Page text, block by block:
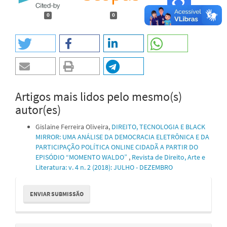
0 0
Artigos mais lidos pelo mesmo(s)
autor(es)
Gislaine Ferreira Oliveira, DIREITO, TECNOLOGIA E BLACK
MIRROR: UMA ANÁLISE DA DEMOCRACIA ELETRÔNICA E DA
PARTICIPAÇÃO POLÍTICA ONLINE CIDADÃ A PARTIR DO
EPISÓDIO “MOMENTO WALDO” , Revista de Direito, Arte e
Literatura: v. 4 n. 2 (2018): JULHO - DEZEMBRO
Enviar
Submissão
ENVIAR SUBMISSÃO